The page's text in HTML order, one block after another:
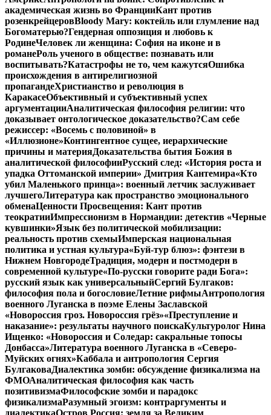
академическая жизнь во ФранцииКант против
розенкрейцеровBloody Mary: коктейль или глумление над
Богоматерью?Гендерная оппозиция и любовь к
РодинеЧеловек ли женщина: София на иконе и в
романеРоль ученого в обществе: познавать или
воспитывать?Катастрофы не то, чем кажутсяОшибка
происхождения в антирелигиозной
пропагандеХристианство и революция в
КаракасеОбъективный и субъективный успех
аргументацииАналитическая философия религии: что
доказывает онтологическое доказательство?Сам себе
режиссер: «Восемь с половиной» в
«Иллюзионе»Контингентное сущее, иерархические
причины и материяДоказательства бытия Божия в
аналитической философииРусский след: «История роста и
упадка Оттоманской империи» Дмитрия Кантемира«Кто
убил Маленького принца»: военный летчик заслуживает
лучшегоЛитература как пространство эмоционального
обменаЦенности Просвещения: Кант против
теократииИмпрессионизм в Нормандии: детектив «Черные
кувшинки»Язык без политической мобилизации:
реальность против схемыИмперская национальная
политика и устная культура«Буй-тур блюз»: фэнтези в
Нижнем НовгородеТрадиция, модерн и постмодерн в
современной культуре«По-русски говорите ради Бога»:
русский язык как универсальныйСергий Булгаков:
философия пола и богословиеЛетние рифмыАнтропология
военного Луганска в поэме Елены Заславской
«Новороссия гроз. Новороссия грёз»«Преступление и
наказание»: результаты научного поискаКультуролог Нина
Ищенко: «Новороссия и Соледар: сакральные топосы
Донбасса»Литература военного Луганска в «Северо-
Муйских огнях»Каббала и антропология Сергия
БулгаковаДиалектика зомби: обсуждение физикализма на
ФМОАналитическая философия как часть
позитивизмаФилософские зомби и парадокс
физикализмаРазумный эгоизм: контраргументы и